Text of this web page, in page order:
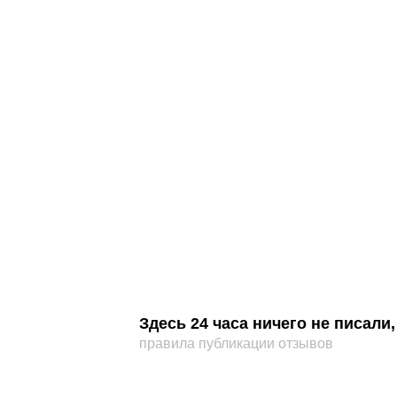
Здесь 24 часа ничего не
правила публикации отзывов